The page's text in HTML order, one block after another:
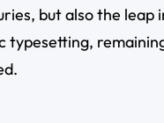
but also the leap
typesetting,